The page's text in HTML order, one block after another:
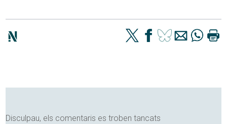
Disculpau, els comentaris es troben tancats